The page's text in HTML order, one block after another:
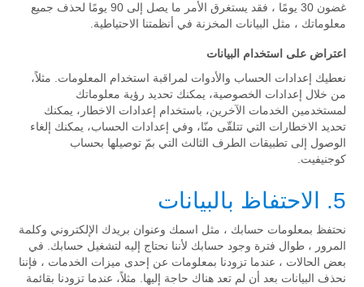
غضون 30 يومًا ، فقد يستغرق الأمر ما يصل إلى 90 يومًا لحذف جميع
معلوماتك ، مثل البيانات المخزنة في أنظمتنا الاحتياطية.
اعتراض على استخدام البيانات
نعطيك إعدادات الحساب والأدوات لمراقبة استخدام المعلومات. مثلاً،
من خلال إعدادات الخصوصية، يمكنك تحديد رؤية معلوماتك
لمستخدمين الخدمات الآخرين، باستخدام إعدادات الاخطار، يمكنك
تحديد الاخطارات التي تتلقّى منّا، وفي إعدادات الحساب، يمكنك إلغاء
الوصول إلى تطبيقات الطرف الثالث التي بمّ توصيلها بحساب
كوجنيفيت.
5. الاحتفاظ بالبيانات
نحتفظ بمعلومات حسابك ، مثل اسمك وعنوان بريدك الإلكتروني وكلمة
المرور ، طوال فترة وجود حسابك لأننا نحتاج إليه لتشغيل حسابك. في
بعض الحالات ، عندما تزودنا بمعلومات عن إحدى ميزات الخدمات ، فإننا
نحذف البيانات بعد أن لم تعد هناك حاجة إليها. مثلاً، عندما تزودنا بقائمة